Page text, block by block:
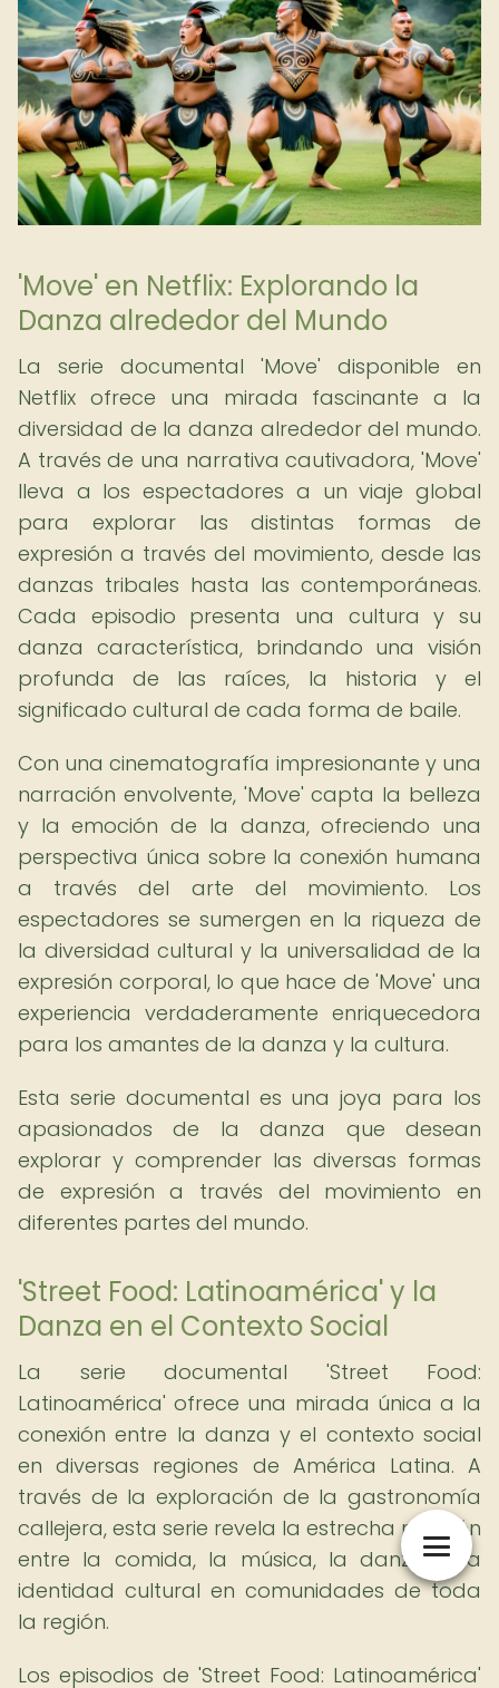
'Move' en Netflix: Explorando la
Danza alrededor del Mundo
La serie documental 'Move' disponible en
Netflix ofrece una mirada fascinante a la
diversidad de la danza alrededor del mundo.
A través de una narrativa cautivadora, 'Move'
lleva a los espectadores a un viaje global
para explorar las distintas formas de
expresión a través del movimiento, desde las
danzas tribales hasta las contemporáneas.
Cada episodio presenta una cultura y su
danza característica, brindando una visión
profunda de las raíces, la historia y el
significado cultural de cada forma de baile.
Con una cinematografía impresionante y una
narración envolvente, 'Move' capta la belleza
y la emoción de la danza, ofreciendo una
perspectiva única sobre la conexión humana
a través del arte del movimiento. Los
espectadores se sumergen en la riqueza de
la diversidad cultural y la universalidad de la
expresión corporal, lo que hace de 'Move' una
experiencia verdaderamente enriquecedora
para los amantes de la danza y la cultura.
Esta serie documental es una joya para los
apasionados de la danza que desean
explorar y comprender las diversas formas
de expresión a través del movimiento en
diferentes partes del mundo.
'Street Food: Latinoamérica' y la
Danza en el Contexto Social
La serie documental 'Street Food:
Latinoamérica' ofrece una mirada única a la
conexión entre la danza y el contexto social
en diversas regiones de América Latina. A
través de la exploración de la gastronomía
callejera, esta serie revela la estrecha relación
entre la comida, la música, la danza y la
identidad cultural en comunidades de toda
la región.
Los episodios de 'Street Food: Latinoamérica'